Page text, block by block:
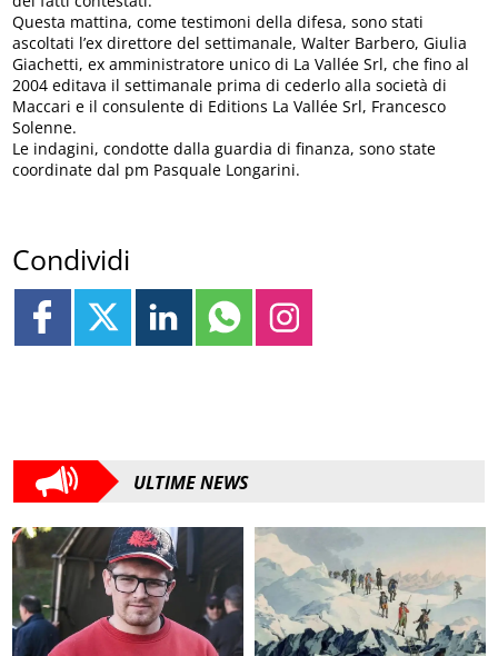
Questa mattina, come testimoni della difesa, sono stati
ascoltati l’ex direttore del settimanale, Walter Barbero, Giulia
Giachetti, ex amministratore unico di La Vallée Srl, che fino al
2004 editava il settimanale prima di cederlo alla società di
Maccari e il consulente di Editions La Vallée Srl, Francesco
Solenne.
Le indagini, condotte dalla guardia di finanza, sono state
coordinate dal pm Pasquale Longarini.
Condividi
ULTIME NEWS